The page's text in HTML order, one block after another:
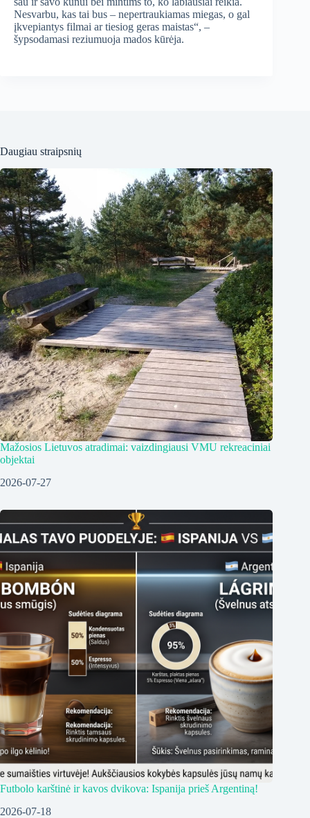
Nesvarbu, kas tai bus – nepertraukiamas miegas, o gal
įkvepiantys filmai ar tiesiog geras maistas“, –
šypsodamasi reziumuoja mados kūrėja.
Daugiau straipsnių
Mažosios Lietuvos atradimai: vaizdingiausi VMU rekreaciniai
objektai
2026-07-27
Futbolo karštinė ir kavos dvikova: Ispanija prieš Argentiną!
2026-07-18